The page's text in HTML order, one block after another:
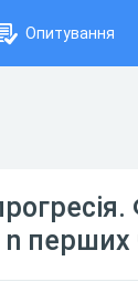
Опитування
n